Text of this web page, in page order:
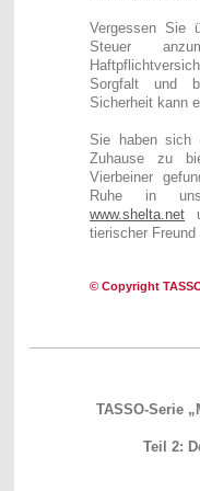
Vergessen Sie
Steuer
Sorgfalt und
Sicherheit kann
Sie haben sich
Zuhause zu
Vierbeiner
Ruhe in
www.shelta.net
tierischer Freund
© Copyright
TASSO-Serie
Teil 2: